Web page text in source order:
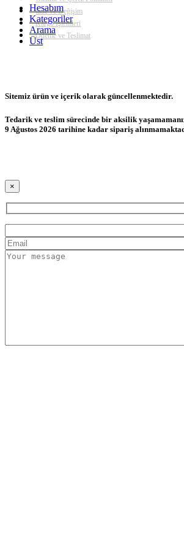
İade ve Değişim
Kargo İşlemleri
Ödeme ve Teslimat
Hesabım
Kategoriler
Arama
Üst
Sitemiz ürün ve içerik olarak güncellenmektedir.
Tedarik ve teslim sürecinde bir aksilik
9 Ağustos 2026 tarihine kadar sipariş
×